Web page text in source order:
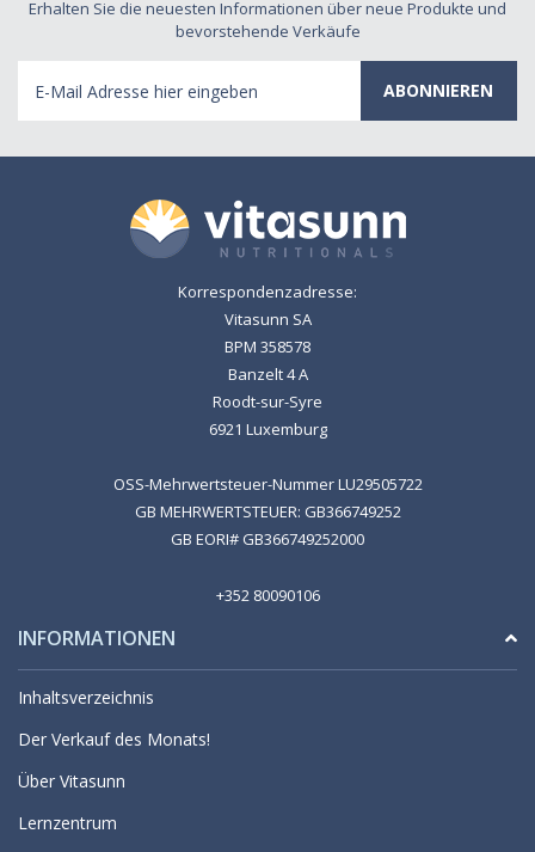
Erhalten Sie die neuesten Informationen über neue Produkte und
bevorstehende Verkäufe
Mail
Adresse
Korrespondenzadresse:
Vitasunn SA
BPM 358578
Banzelt 4 A
Roodt-sur-Syre
6921 Luxemburg
OSS-Mehrwertsteuer-Nummer LU29505722
GB MEHRWERTSTEUER: GB366749252
GB EORI# GB366749252000
+352 80090106
INFORMATIONEN
Inhaltsverzeichnis
Der Verkauf des Monats!
Über Vitasunn
Lernzentrum